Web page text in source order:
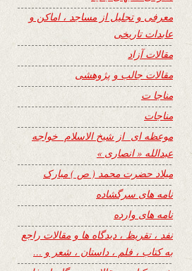
معرفی و تجلیل از مساجد ، اماکن و
عابدات تاریخی
مقالات آزاد
مقالات جالب و پژوهشی
مناجا ت
مناجات
موعظه ای از شیخ الاسلام خواجه
عبدالله « انصاری »
میلاد حضرت محمد ( ص ) مبارک
نامه های سرگشاده
نامه های وارده
نفد ، تقریظ ، دیدگاه ها و مقالات راجع
به کتاب ، فلم ، داستان ، شعر و …